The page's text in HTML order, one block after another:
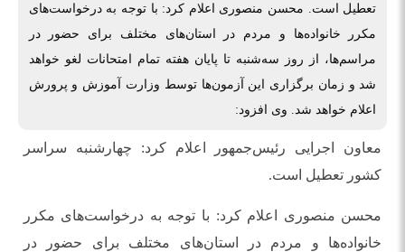
تعطیل است. محسن منصوری اعلام کرد: با توجه به درخواست‌های
مکرر خانواده‌ها و مردم در استان‌های مختلف برای حضور در
مراسم‌ها، از روز سه‌شنبه تا پایان هفته تمام امتحانات لغو خواهد
شد و زمان برگزاری این آزمون‌ها توسط وزارت آموزش و پرورش
اعلام خواهد شد. وی افزود:
معاون اجرایی رئیس‌جمهور اعلام کرد: چهارشنبه سراسر
کشور تعطیل است.
محسن منصوری اعلام کرد: با توجه به درخواست‌های مکرر
خانواده‌ها و مردم در استان‌های مختلف برای حضور در